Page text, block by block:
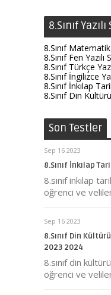
8.Sınıf
8.Sınıf Matematik
8.Sınıf Fen Yazılı
8.Sınıf Türkçe
8.Sınıf İngilizce
8.Sınıf İnkılap
8.Sınıf Din
Son Testler
Sep 16 2023
8.Sınıf İnkılap
8.sınıf inkılap
öğrenci ve
Sep 16 2023
8.Sınıf Din
2023 2024
8.sınıf din
öğrenci ve